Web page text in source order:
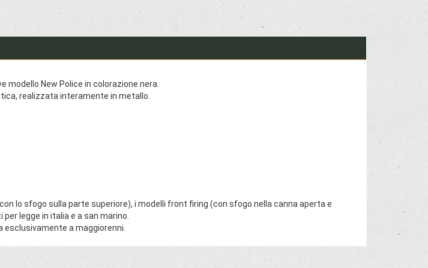
modello New Police in colorazione nera.
realizzata interamente in metallo.
lo sfogo sulla parte superiore), i modelli front firing (con sfogo nella canna aperta e
legge in italia e a san marino.
a maggiorenni.